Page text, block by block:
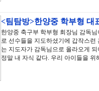
<팀탐방>한양중 학부형 대
한양중 축구부 학부형 회장님 감독
로 선수들을 지도하셨기에 갑작스
는 지도자가 감독님으로 올라오게
정말 내 자식 같다. 우리 아이들을